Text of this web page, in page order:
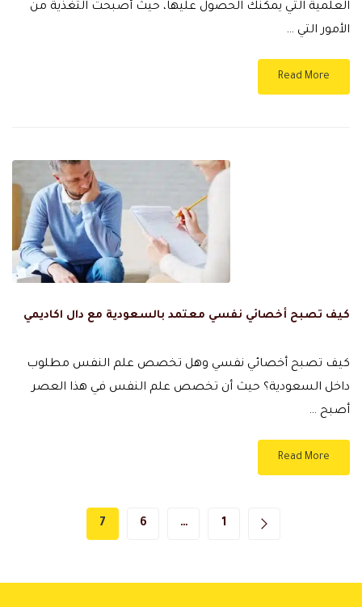
العلمية التي يمكنك الحصول عليها، حيث أصبحت التغذية من
الأمور التي …
Read More
كيف تصبح أخصائي نفسي معتمد بالسعودية مع دال اكاديمي
كيف تصبح أخصائي نفسي وهل تخصص علم النفس مطلوب
داخل السعودية؟ حيث أن تخصص علم النفس في هذا العصر
أصبح …
Read More
1
…
6
7